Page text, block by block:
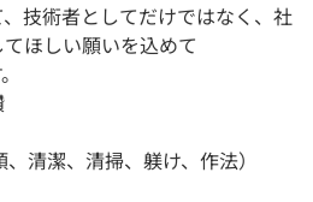
技術者としてだけではなく、社
ほしい願いを込めて
清潔、清掃、躾け、作法）